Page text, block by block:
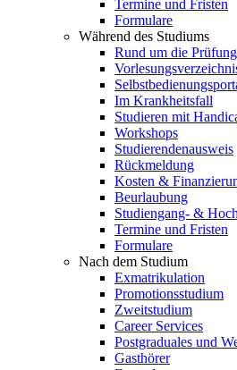
Termine und Fristen
Formulare
Während des Studiums
Rund um die
Im Krankheitsfall
Studieren mit
Workshops
Studierendenausweis
Rückmeldung
Kosten &
Beurlaubung
Studiengang- &
Termine und Fristen
Formulare
Nach dem Studium
Exmatrikulation
Promotionsstudium
Zweitstudium
Career Services
Postgraduales und
Gasthörer